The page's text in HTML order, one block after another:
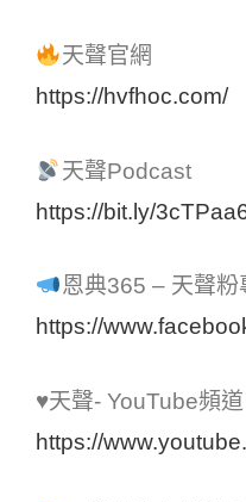
天聲官網
https://hvfhoc.com/
天聲Podcast
https://bit.ly/
恩典365 – 天聲粉
https://
♥天聲- YouTube頻道
https://